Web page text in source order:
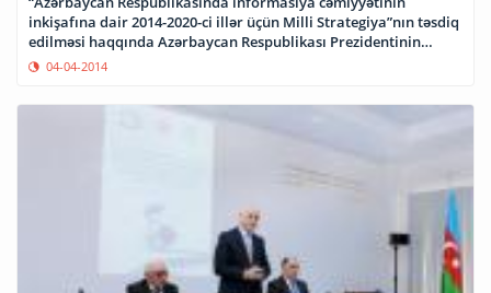
inkişafına dair 2014-2020-ci illər üçün Milli Strategiya”nın təsdiq
edilməsi haqqında Azərbaycan Respublikası Prezidentinin
Sərəncamı
04-04-2014